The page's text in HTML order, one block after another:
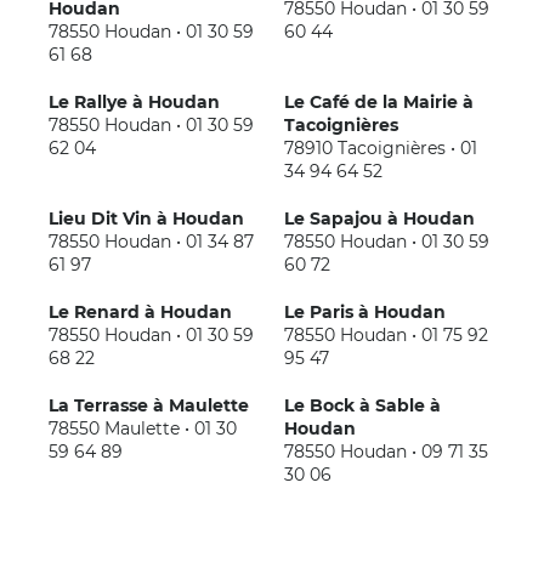
Houdan
78550 Houdan
01 30 59
61 68
78550 Houdan
01 30 59
60 44
Le Rallye à Houdan
78550 Houdan
01 30 59
62 04
Le Café de la Mairie à
Tacoignières
78910 Tacoignières
01
34 94 64 52
Lieu Dit Vin à Houdan
78550 Houdan
01 34 87
61 97
Le Sapajou à Houdan
78550 Houdan
01 30 59
60 72
Le Renard à Houdan
78550 Houdan
01 30 59
68 22
Le Paris à Houdan
78550 Houdan
01 75 92
95 47
La Terrasse à Maulette
78550 Maulette
01 30
59 64 89
Le Bock à Sable à
Houdan
78550 Houdan
09 71 35
30 06